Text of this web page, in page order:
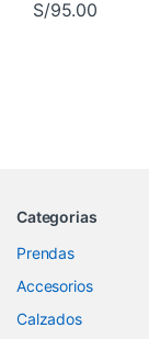
S/95.00
Categorias
Prendas
Accesorios
Calzados